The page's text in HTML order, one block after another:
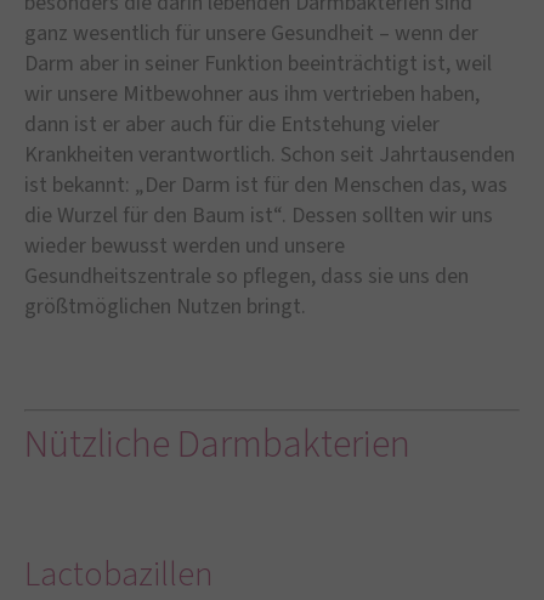
ganz wesentlich für unsere Gesundheit – wenn der
Darm aber in seiner Funktion beeinträchtigt ist, weil
wir unsere Mitbewohner aus ihm vertrieben haben,
dann ist er aber auch für die Entstehung vieler
Krankheiten verantwortlich. Schon seit Jahrtausenden
ist bekannt: „Der Darm ist für den Menschen das, was
die Wurzel für den Baum ist“. Dessen sollten wir uns
wieder bewusst werden und unsere
Gesundheitszentrale so pflegen, dass sie uns den
größtmöglichen Nutzen bringt.
Nützliche Darmbakterien
Lactobazillen